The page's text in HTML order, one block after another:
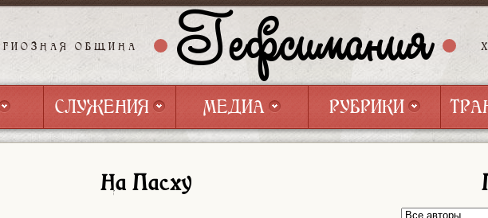
ОБЩИНА Гефсимания
СЛУЖЕНИЯ
СЛУЖЕНИЯ
МЕДИА
МЕДИА
РУБРИКИ
РУБРИКИ
На Пасху